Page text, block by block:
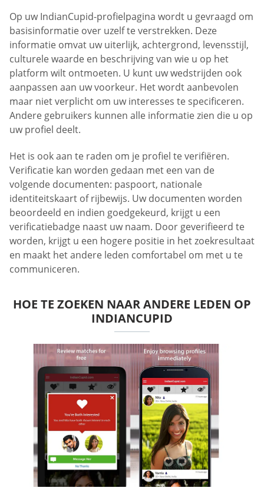
Op uw IndianCupid-profielpagina wordt u gevraagd om
basisinformatie over uzelf te verstrekken. Deze
informatie omvat uw uiterlijk, achtergrond, levensstijl,
culturele waarde en beschrijving van wie u op het
platform wilt ontmoeten. U kunt uw wedstrijden ook
aanpassen aan uw voorkeur. Het wordt aanbevolen
maar niet verplicht om uw interesses te specificeren.
Andere gebruikers kunnen alle informatie zien die u op
uw profiel deelt.
Het is ook aan te raden om je profiel te verifiëren.
Verificatie kan worden gedaan met een van de
volgende documenten: paspoort, nationale
identiteitskaart of rijbewijs. Uw documenten worden
beoordeeld en indien goedgekeurd, krijgt u een
verificatiebadge naast uw naam. Door geverifieerd te
worden, krijgt u een hogere positie in het zoekresultaat
en maakt het andere leden comfortabel om met u te
communiceren.
HOE TE ZOEKEN NAAR ANDERE LEDEN OP
INDIANCUPID